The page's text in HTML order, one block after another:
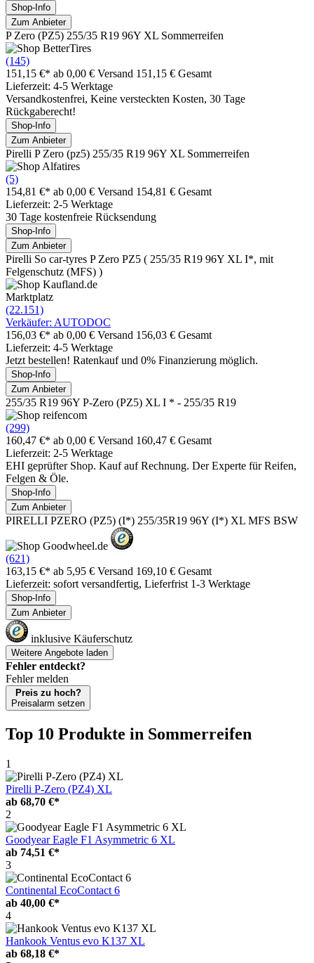
Shop-Info
Zum Anbieter
P Zero (PZ5) 255/35 R19 96Y XL Sommerreifen
(145)
151,15 €* ab 0,00 € Versand 151,15 € Gesamt
Lieferzeit: 4-5 Werktage
Versandkostenfrei, Keine versteckten Kosten, 30 Tage
Rückgaberecht!
Shop-Info
Zum Anbieter
Pirelli P Zero (pz5) 255/35 R19 96Y XL Sommerreifen
(5)
154,81 €* ab 0,00 € Versand 154,81 € Gesamt
Lieferzeit: 2-5 Werktage
30 Tage kostenfreie Rücksendung
Shop-Info
Zum Anbieter
Pirelli So car-tyres P Zero PZ5 ( 255/35 R19 96Y XL I*, mit
Felgenschutz (MFS) )
Marktplatz
(22.151)
Verkäufer: AUTODOC
156,03 €* ab 0,00 € Versand 156,03 € Gesamt
Lieferzeit: 4-5 Werktage
Jetzt bestellen! Ratenkauf und 0% Finanzierung möglich.
Shop-Info
Zum Anbieter
255/35 R19 96Y P-Zero (PZ5) XL I * - 255/35 R19
(299)
160,47 €* ab 0,00 € Versand 160,47 € Gesamt
Lieferzeit: 2-5 Werktage
EHI geprüfter Shop. Kauf auf Rechnung. Der Experte für Reifen,
Felgen & Öle.
Shop-Info
Zum Anbieter
PIRELLI PZERO (PZ5) (I*) 255/35R19 96Y (I*) XL MFS BSW
(621)
163,15 €* ab 5,95 € Versand 169,10 € Gesamt
Lieferzeit: sofort versandfertig, Lieferfrist 1-3 Werktage
Shop-Info
Zum Anbieter
inklusive Käuferschutz
Weitere Angebote laden
Fehler entdeckt?
Fehler melden
Preis zu hoch?
Preisalarm setzen
Top 10 Produkte in Sommerreifen
1
Pirelli P-Zero (PZ4) XL
ab 68,70 €*
2
Goodyear Eagle F1 Asymmetric 6 XL
ab 74,51 €*
3
Continental EcoContact 6
ab 40,00 €*
4
Hankook Ventus evo K137 XL
ab 68,18 €*